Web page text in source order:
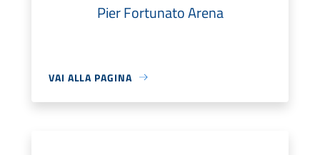
Pier Fortunato Arena
VAI ALLA PAGINA